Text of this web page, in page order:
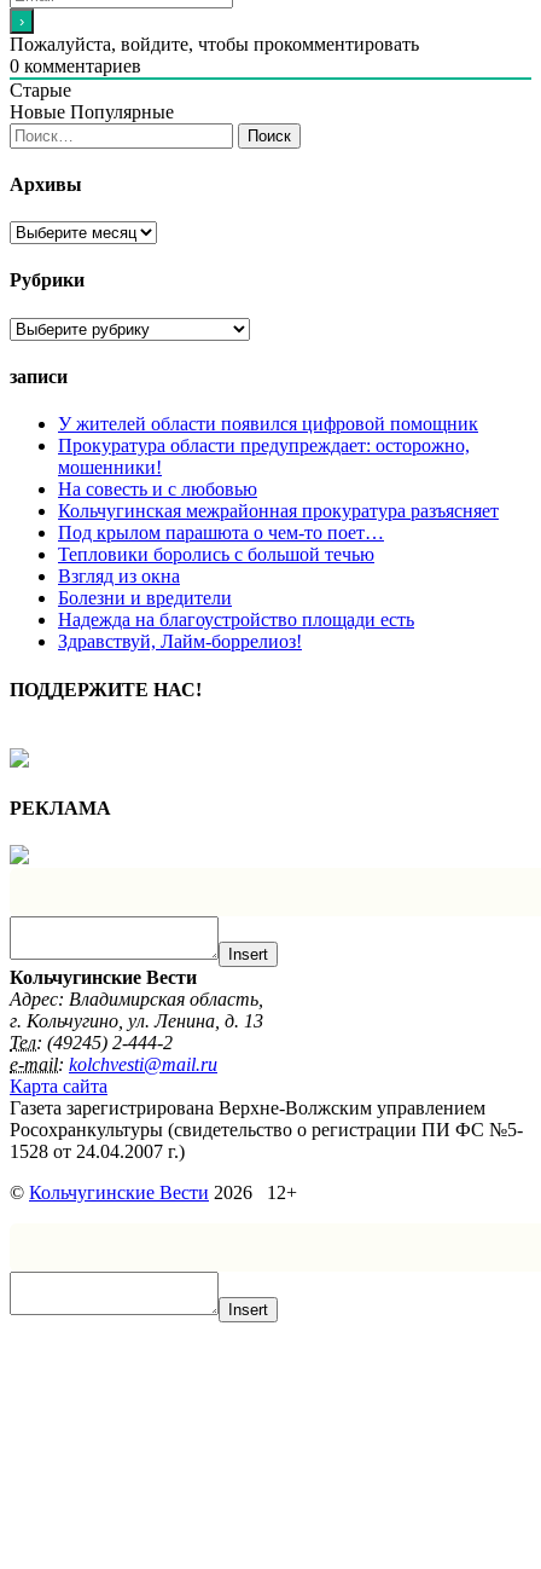
Пожалуйста, войдите, чтобы прокомментировать
0 комментариев
Старые
Новые Популярные
Найти:
Архивы
Архивы
Рубрики
Рубрики
записи
У жителей области появился цифровой помощник
Прокуратура области предупреждает: осторожно,
мошенники!
На совесть и с любовью
Кольчугинская межрайонная прокуратура разъясняет
Под крылом парашюта о чем-то поет…
Тепловики боролись с большой течью
Взгляд из окна
Болезни и вредители
Надежда на благоустройство площади есть
Здравствуй, Лайм-боррелиоз!
ПОДДЕРЖИТЕ НАС!
РЕКЛАМА
Insert
Кольчугинские Вести
Адрес: Владимирская область,
г. Кольчугино, ул. Ленина, д. 13
Тел: (49245) 2-444-2
e-mail: kolchvesti@mail.ru
Карта сайта
Газета зарегистрирована Верхне-Волжским управлением
Росохранкультуры (свидетельство о регистрации ПИ ФС №5-
1528 от 24.04.2007 г.)
© Кольчугинские Вести 2026 12+
Insert